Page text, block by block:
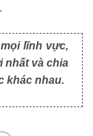
lĩnh vực,
nhất và chia
khác nhau.